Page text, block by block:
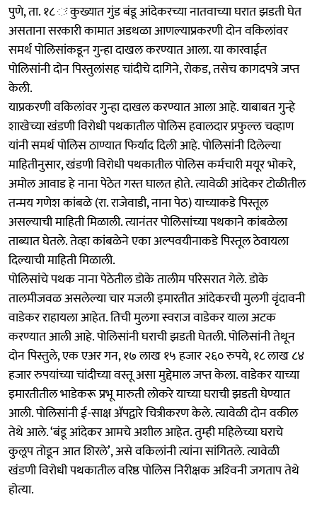
पुणे, ता. १८ ः कुख्यात गुंड बंडू आंदेकरच्या नातवाच्या घरात झडती घेत
असताना सरकारी कामात अडथळा आणल्याप्रकरणी दोन वकिलांवर
समर्थ पोलिसांकडून गुन्हा दाखल करण्यात आला. या कारवाईत
पोलिसांनी दोन पिस्तुलांसह चांदीचे दागिने, रोकड, तसेच कागदपत्रे जप्त
केली.
याप्रकरणी वकिलांवर गुन्हा दाखल करण्यात आला आहे. याबाबत गुन्हे
शाखेच्या खंडणी विरोधी पथकातील पोलिस हवालदार प्रफुल्ल चव्हाण
यांनी समर्थ पोलिस ठाण्यात फिर्याद दिली आहे. पोलिसांनी दिलेल्या
माहितीनुसार, खंडणी विरोधी पथकातील पोलिस कर्मचारी मयूर भोकरे,
अमोल आवाड हे नाना पेठेत गस्त घालत होते. त्यावेळी आंदेकर टोळीतील
तन्मय गणेश कांबळे (रा. राजेवाडी, नाना पेठ) याच्याकडे पिस्तूल
असल्याची माहिती मिळाली. त्यानंतर पोलिसांच्या पथकाने कांबळेला
ताब्यात घेतले. तेव्हा कांबळेने एका अल्पवयीनाकडे पिस्तूल ठेवायला
दिल्याची माहिती मिळाली.
पोलिसांचे पथक नाना पेठेतील डोके तालीम परिसरात गेले. डोके
तालमीजवळ असलेल्या चार मजली इमारतीत आंदेकरची मुलगी वृंदावनी
वाडेकर राहायला आहेत. तिची मुलगा स्वराज वाडेकर याला अटक
करण्यात आली आहे. पोलिसांनी घराची झडती घेतली. पोलिसांनी तेथून
दोन पिस्तुले, एक एअर गन, १७ लाख १५ हजार २६० रुपये, १८ लाख ८४
हजार रुपयांच्या चांदीच्या वस्तू असा मुद्देमाल जप्त केला. वाडेकर याच्या
इमारतीतील भाडेकरू प्रभू मारुती लोकरे याच्या घराची झडती घेण्यात
आली. पोलिसांनी ई-साक्ष ॲपद्वारे चित्रीकरण केले. त्यावेळी दोन वकील
तेथे आले. ‘बंडू आंदेकर आमचे अशील आहेत. तुम्ही महिलेच्या घराचे
कुलूप तोडून आत शिरले’, असे वकिलांनी त्यांना सांगितले. त्यावेळी
खंडणी विरोधी पथकातील वरिष्ठ पोलिस निरीक्षक अश्‍विनी जगताप तेथे
होत्या.